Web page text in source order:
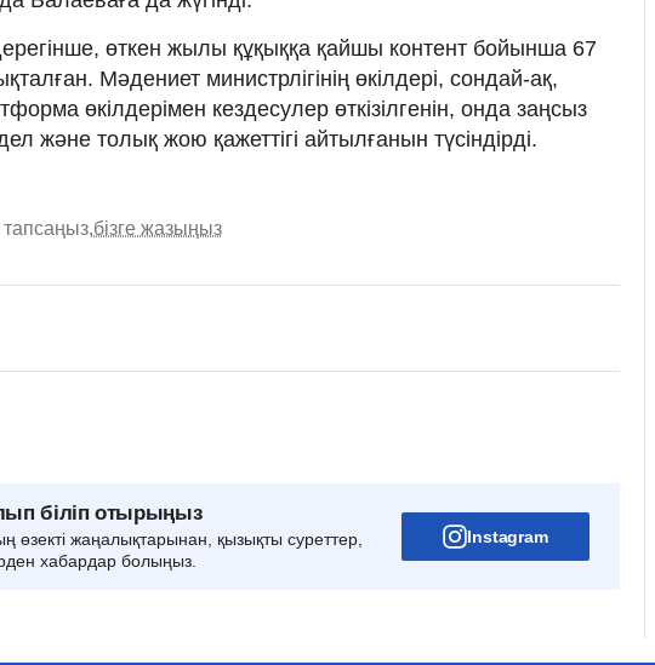
өткен жылы құқыққа қайшы контент бойынша 67
Мәдениет министрлігінің өкілдері, сондай-ақ,
өкілдерімен кездесулер өткізілгенін, онда заңсыз
және толық жою қажеттігі айтылғанын түсіндірді.
тапсаңыз,бізге жазыңыз
біліп отырыңыз
өзекті жаңалықтарынан, қызықты суреттер,
хабардар болыңыз.
Instagram